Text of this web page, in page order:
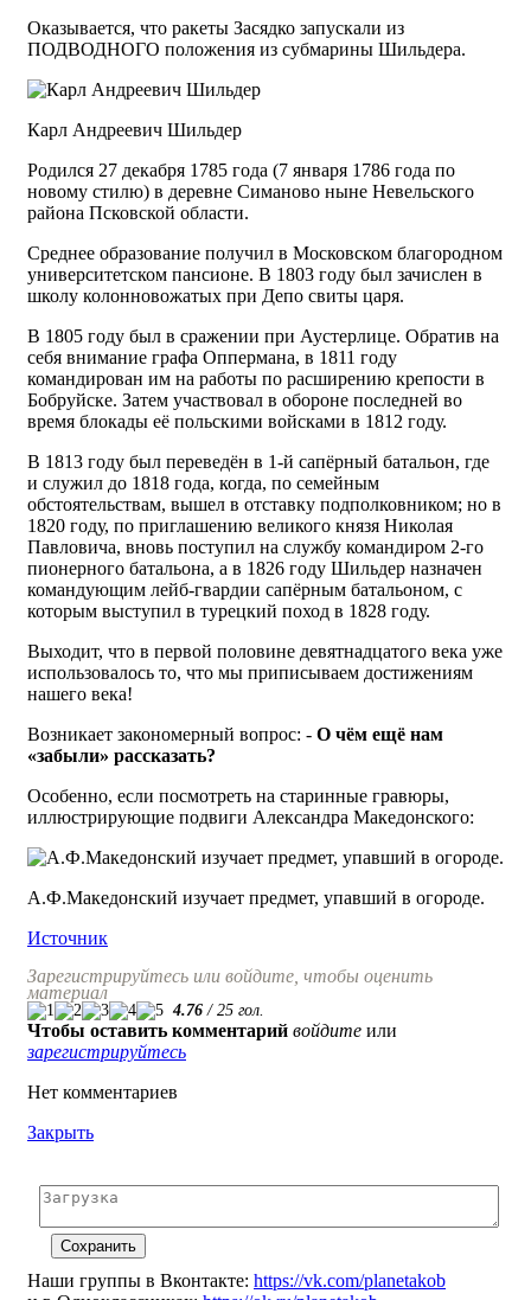
Оказывается, что ракеты Засядко запускали из
ПОДВОДНОГО положения из субмарины Шильдера.
Карл Андреевич Шильдер
Родился 27 декабря 1785 года (7 января 1786 года по
новому стилю) в деревне Симаново ныне Невельского
района Псковской области.
Среднее образование получил в Московском благородном
университетском пансионе. В 1803 году был зачислен в
школу колонновожатых при Депо свиты царя.
В 1805 году был в сражении при Аустерлице. Обратив на
себя внимание графа Оппермана, в 1811 году
командирован им на работы по расширению крепости в
Бобруйске. Затем участвовал в обороне последней во
время блокады её польскими войсками в 1812 году.
В 1813 году был переведён в 1-й сапёрный батальон, где
и служил до 1818 года, когда, по семейным
обстоятельствам, вышел в отставку подполковником; но в
1820 году, по приглашению великого князя Николая
Павловича, вновь поступил на службу командиром 2-го
пионерного батальона, а в 1826 году Шильдер назначен
командующим лейб-гвардии сапёрным батальоном, с
которым выступил в турецкий поход в 1828 году.
Выходит, что в первой половине девятнадцатого века уже
использовалось то, что мы приписываем достижениям
нашего века!
Возникает закономерный вопрос: - О чём ещё нам
«забыли» рассказать?
Особенно, если посмотреть на старинные гравюры,
иллюстрирующие подвиги Александра Македонского:
А.Ф.Македонский изучает предмет, упавший в огороде.
Источник
Зарегистрируйтесь или войдите, чтобы оценить
материал
4.76 / 25 гол.
Чтобы оставить комментарий войдите или
зарегистрируйтесь
Нет комментариев
Закрыть
Наши группы в Вконтакте: https://vk.com/planetakob